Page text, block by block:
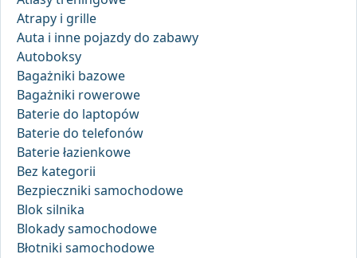
Atrapy i grille
Auta i inne pojazdy do zabawy
Autoboksy
Bagażniki bazowe
Bagażniki rowerowe
Baterie do laptopów
Baterie do telefonów
Baterie łazienkowe
Bez kategorii
Bezpieczniki samochodowe
Blok silnika
Blokady samochodowe
Błotniki samochodowe